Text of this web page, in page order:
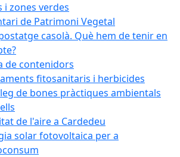
i zones verdes
de Patrimoni Vegetal
casolà. Què hem de tenir en
de contenidors
fitosanitaris i herbicides
de bones pràctiques ambientals
de l'aire a Cardedeu
solar fotovoltaica per a